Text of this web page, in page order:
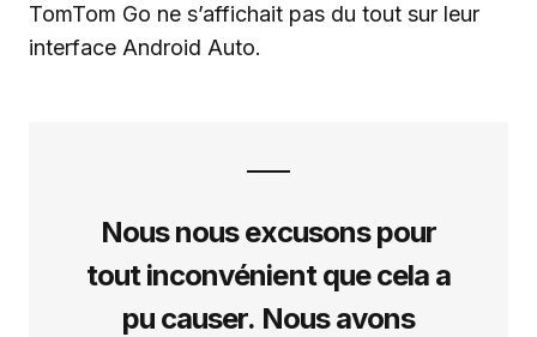
TomTom Go ne s’affichait pas du tout sur leur
interface Android Auto.
Nous nous excusons pour
tout inconvénient que cela a
pu causer. Nous avons